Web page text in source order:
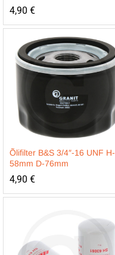
4,90 €
Õlifilter B&S 3/4″-16 UNF H-
58mm D-76mm
4,90 €